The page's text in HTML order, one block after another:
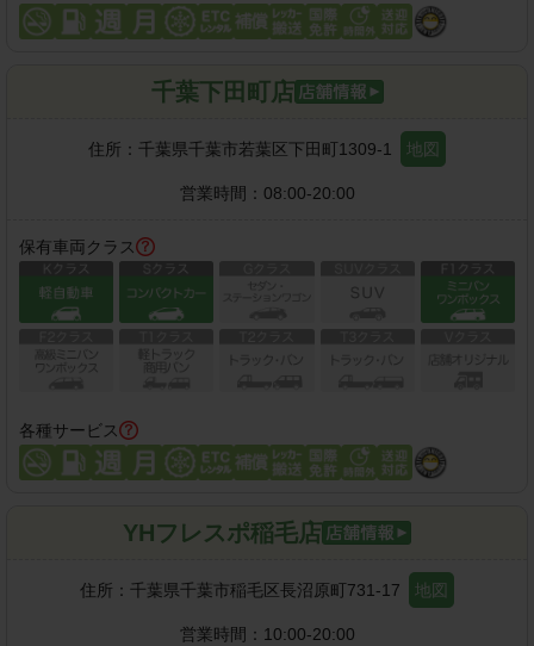
千葉下田町店
住所： 千葉県千葉市若葉区下田町1309-1 地図
営業時間： 08:00-20:00
保有車両クラス
各種サービス
YHフレスポ稲毛店
住所： 千葉県千葉市稲毛区長沼原町731-17 地図
営業時間： 10:00-20:00